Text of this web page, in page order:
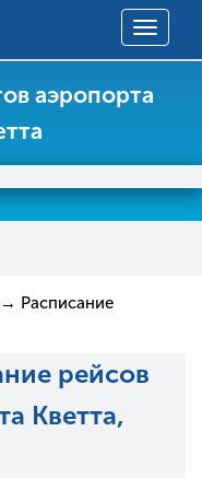
Toggle
аэропорта
→ Расписание
рейсов
Кветта,